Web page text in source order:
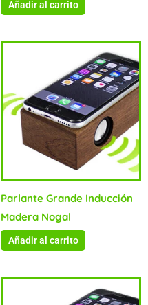
Añadir al carrito
Parlante Grande Inducción
Madera Nogal
Añadir al carrito